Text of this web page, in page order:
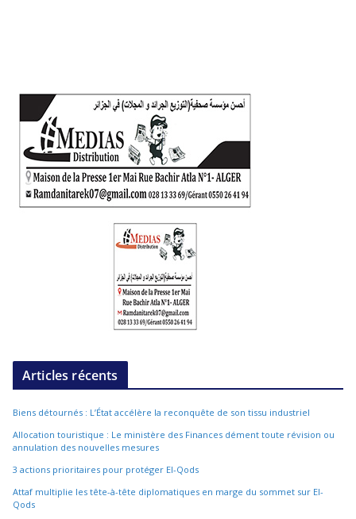
Articles récents
Biens détournés : L’État accélère la reconquête de son tissu industriel
Allocation touristique : Le ministère des Finances dément toute révision ou
annulation des nouvelles mesures
3 actions prioritaires pour protéger El-Qods
Attaf multiplie les tête-à-tête diplomatiques en marge du sommet sur El-
Qods